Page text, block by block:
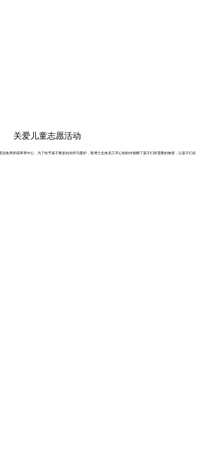
关爱儿童志愿活动
收养所或寄养中心。为了给予孩子更多的关怀与爱护，客博士全体员工齐心协助并捐赠了孩子们所需要的物资，让孩子们在